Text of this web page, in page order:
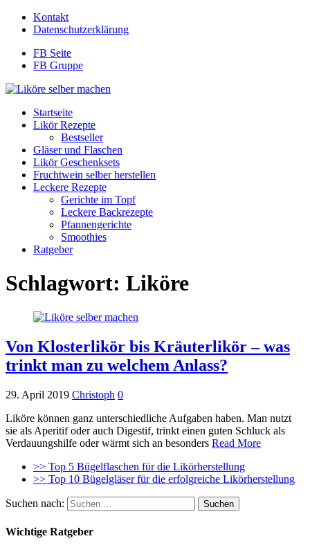
Kontakt
Datenschutzerklärung
FB Seite
FB Gruppe
Startseite
Likör Rezepte
Bestseller
Gläser und Flaschen
Likör Geschenksets
Fruchtwein selber herstellen
Leckere Rezepte
Gerichte im Topf
Leckere Backrezepte
Pfannengerichte
Smoothies
Ratgeber
Schlagwort: Liköre
Von Klosterlikör bis Kräuterlikör – was
trinkt man zu welchem Anlass?
29. April 2019 Christoph 0
Liköre können ganz unterschiedliche Aufgaben haben. Man nutzt
sie als Aperitif oder auch Digestif, trinkt einen guten Schluck als
Verdauungshilfe oder wärmt sich an besonders Read More
>> Top 5 Bügelflaschen für die Likörherstellung
>> Top 10 Bügelgläser für die erfolgreiche Likörherstellung
Suchen nach:
Wichtige Ratgeber